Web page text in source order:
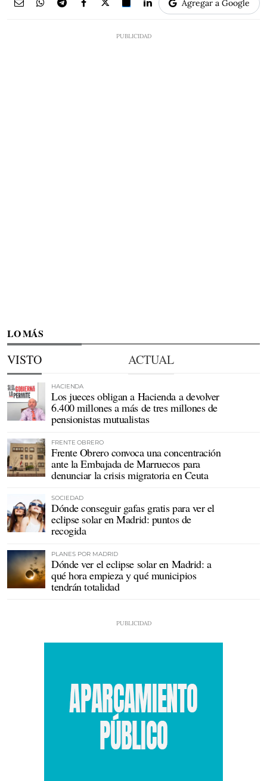
Agregar a Google
LO MÁS
VISTO ACTUAL
HACIENDA
Los jueces obligan a Hacienda a devolver
6.400 millones a más de tres millones de
pensionistas mutualistas
FRENTE OBRERO
Frente Obrero convoca una concentración
ante la Embajada de Marruecos para
denunciar la crisis migratoria en Ceuta
SOCIEDAD
Dónde conseguir gafas gratis para ver el
eclipse solar en Madrid: puntos de
recogida
PLANES POR MADRID
Dónde ver el eclipse solar en Madrid: a
qué hora empieza y qué municipios
tendrán totalidad